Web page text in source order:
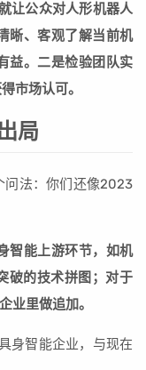
让公众对人形机器人
晰、客观了解当前机
益。二是检验团队实
市场认可。
局
问法：你们还像2023
智能上游环节，如机
破的技术拼图；对于
业里做追加。
身智能企业，与现在